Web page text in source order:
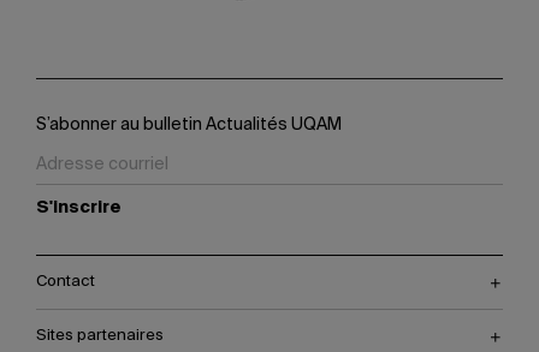
S’abonner au bulletin Actualités UQAM
S'inscrire
Contact
Sites partenaires